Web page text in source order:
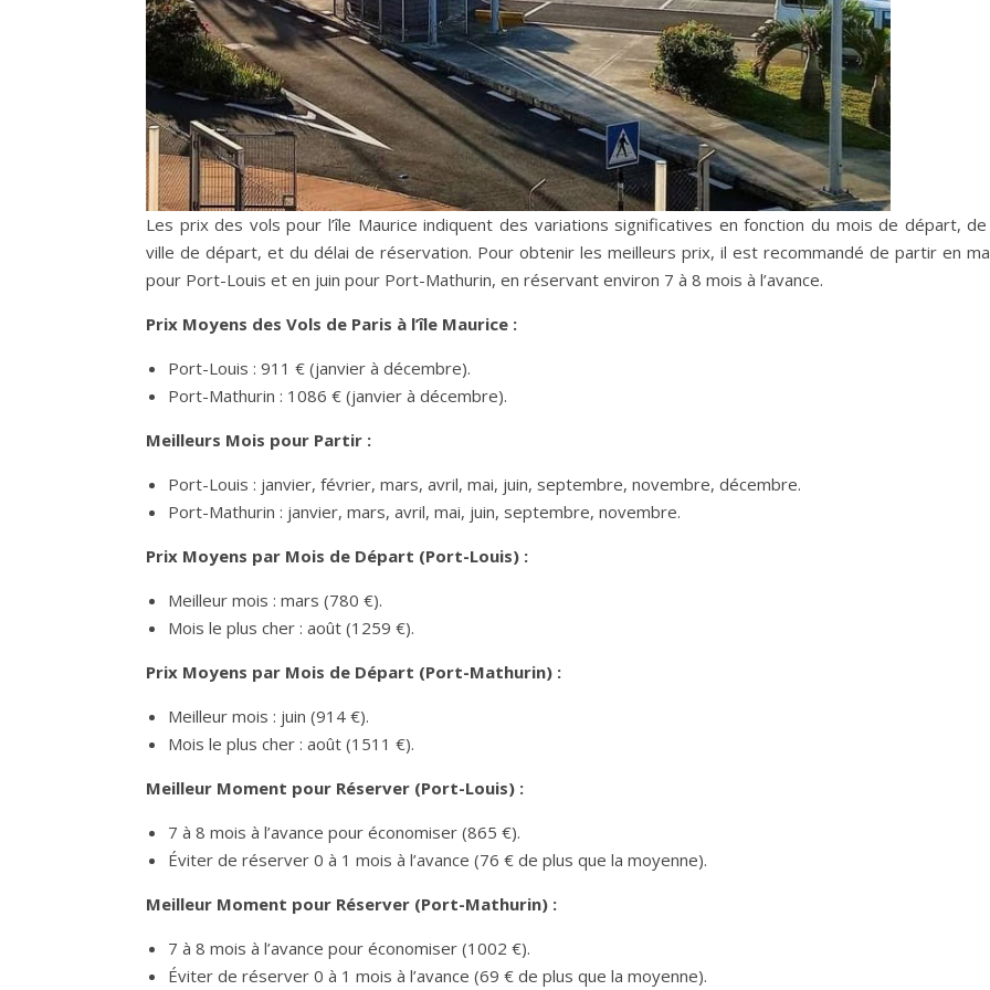
Les prix des vols pour l’île Maurice indiquent des variations significatives en fonction du mois de départ, de
ville de départ, et du délai de réservation. Pour obtenir les meilleurs prix, il est recommandé de partir en
pour Port-Louis et en juin pour Port-Mathurin, en réservant environ 7 à 8 mois à l’avance.
Prix Moyens des Vols de Paris à l’île Maurice :
Port-Louis : 911 € (janvier à décembre).
Port-Mathurin : 1086 € (janvier à décembre).
Meilleurs Mois pour Partir :
Port-Louis : janvier, février, mars, avril, mai, juin, septembre, novembre, décembre.
Port-Mathurin : janvier, mars, avril, mai, juin, septembre, novembre.
Prix Moyens par Mois de Départ (Port-Louis) :
Meilleur mois : mars (780 €).
Mois le plus cher : août (1259 €).
Prix Moyens par Mois de Départ (Port-Mathurin) :
Meilleur mois : juin (914 €).
Mois le plus cher : août (1511 €).
Meilleur Moment pour Réserver (Port-Louis) :
7 à 8 mois à l’avance pour économiser (865 €).
Éviter de réserver 0 à 1 mois à l’avance (76 € de plus que la moyenne).
Meilleur Moment pour Réserver (Port-Mathurin) :
7 à 8 mois à l’avance pour économiser (1002 €).
Éviter de réserver 0 à 1 mois à l’avance (69 € de plus que la moyenne).